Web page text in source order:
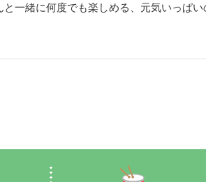
一緒に何度でも楽しめる、元気いっぱ